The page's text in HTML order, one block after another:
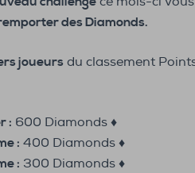
des Diamonds.
joueursdu classement
: 600 Diamonds ♦️
: 400 Diamonds ♦️
: 300 Diamonds ♦️